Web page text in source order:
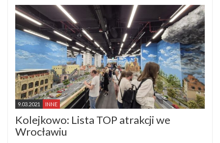
9.03.2021 INNE
Kolejkowo: Lista TOP atrakcji we
Wrocławiu